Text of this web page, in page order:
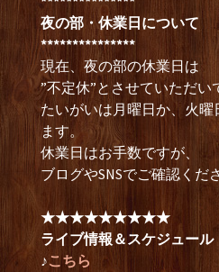
夜の部・休業日について
***************
現在、夜の部の休業日は
”不定休”とさせていただい
たいがいは月曜日か、火曜
ます。
休業日はお手数ですが、
ブログやSNSでご確認くだ
★★★★★★★★★
ライブ情報＆スケジュール
♪こちら